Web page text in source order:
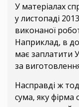
У матеріалах
у листопаді
виконаної
Наприклад, в
має заплатити
за
Насправді ж
сума, яку фірма